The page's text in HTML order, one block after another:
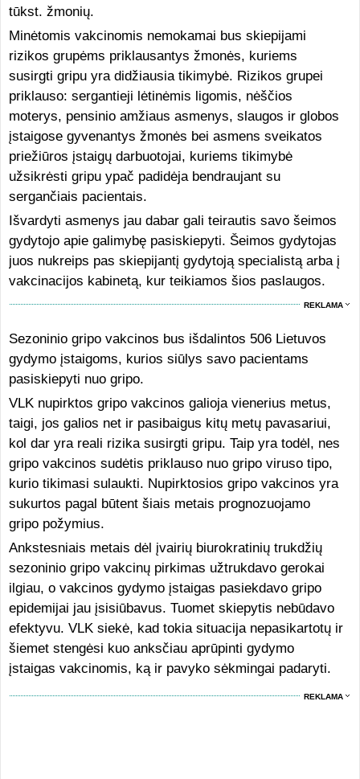
tūkst. žmonių.
Minėtomis vakcinomis nemokamai bus skiepijami
rizikos grupėms priklausantys žmonės, kuriems
susirgti gripu yra didžiausia tikimybė. Rizikos grupei
priklauso: sergantieji lėtinėmis ligomis, nėščios
moterys, pensinio amžiaus asmenys, slaugos ir globos
įstaigose gyvenantys žmonės bei asmens sveikatos
priežiūros įstaigų darbuotojai, kuriems tikimybė
užsikrėsti gripu ypač padidėja bendraujant su
sergančiais pacientais.
Išvardyti asmenys jau dabar gali teirautis savo šeimos
gydytojo apie galimybę pasiskiepyti. Šeimos gydytojas
juos nukreips pas skiepijantį gydytoją specialistą arba į
vakcinacijos kabinetą, kur teikiamos šios paslaugos.
REKLAMA
Sezoninio gripo vakcinos bus išdalintos 506 Lietuvos
gydymo įstaigoms, kurios siūlys savo pacientams
pasiskiepyti nuo gripo.
VLK nupirktos gripo vakcinos galioja vienerius metus,
taigi, jos galios net ir pasibaigus kitų metų pavasariui,
kol dar yra reali rizika susirgti gripu. Taip yra todėl, nes
gripo vakcinos sudėtis priklauso nuo gripo viruso tipo,
kurio tikimasi sulaukti. Nupirktosios gripo vakcinos yra
sukurtos pagal būtent šiais metais prognozuojamo
gripo požymius.
Ankstesniais metais dėl įvairių biurokratinių trukdžių
sezoninio gripo vakcinų pirkimas užtrukdavo gerokai
ilgiau, o vakcinos gydymo įstaigas pasiekdavo gripo
epidemijai jau įsisiūbavus. Tuomet skiepytis nebūdavo
efektyvu. VLK siekė, kad tokia situacija nepasikartotų ir
šiemet stengėsi kuo anksčiau aprūpinti gydymo
įstaigas vakcinomis, ką ir pavyko sėkmingai padaryti.
REKLAMA